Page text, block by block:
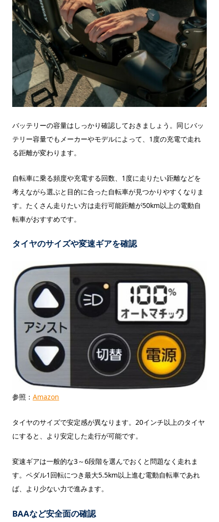
バッテリーの容量はしっかり確認しておきましょう。同じバッ
テリー容量でもメーカーやモデルによって、1度の充電で走れ
る距離が変わります。
自転車に乗る頻度や充電する回数、1度に走りたい距離などを
考えながら選ぶと目的に合った自転車が見つかりやすくなりま
す。たくさん走りたい方は走行可能距離が50km以上の電動自
転車がおすすめです。
タイヤのサイズや変速ギアを確認
参照： Amazon
タイヤのサイズで安定感が異なります。20インチ以上のタイヤ
にすると、より安定した走行が可能です。
変速ギアは一般的な3～6段階を選んでおくと問題なく走れま
す。ペダル1回転につき最大5.5km以上進む電動自転車であれ
ば、より少ない力で進みます。
BAAなど安全面の確認